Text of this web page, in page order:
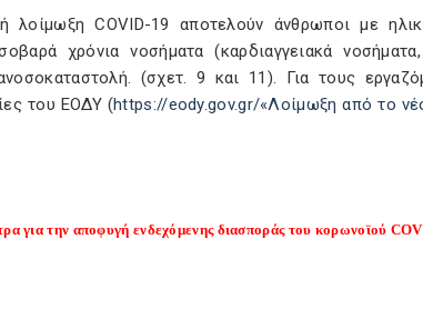
λοίμωξη COVID-19 αποτελούν άνθρωποι με
χρόνια νοσήματα (καρδιαγγειακά
(σχετ. 9 και 11). Για τους
του ΕΟΔΥ (https://eody.gov.gr/«Λοίμωξη από το
για την αποφυγή ενδεχόμενης διασποράς του κορωνοϊού